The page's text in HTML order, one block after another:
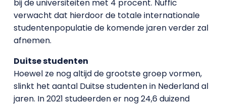
bij de universiteiten met 4 procent. Nuffic
verwacht dat hierdoor de totale internationale
studentenpopulatie de komende jaren verder zal
afnemen.
Duitse studenten
Hoewel ze nog altijd de grootste groep vormen,
slinkt het aantal Duitse studenten in Nederland al
jaren. In 2021 studeerden er nog 24,6 duizend